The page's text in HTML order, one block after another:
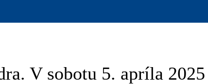
V sobotu 5. apríla 2025